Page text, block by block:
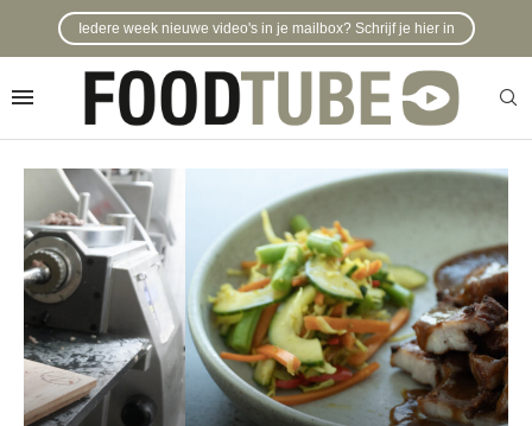
Iedere week nieuwe video's in je mailbox? Schrijf je hier in